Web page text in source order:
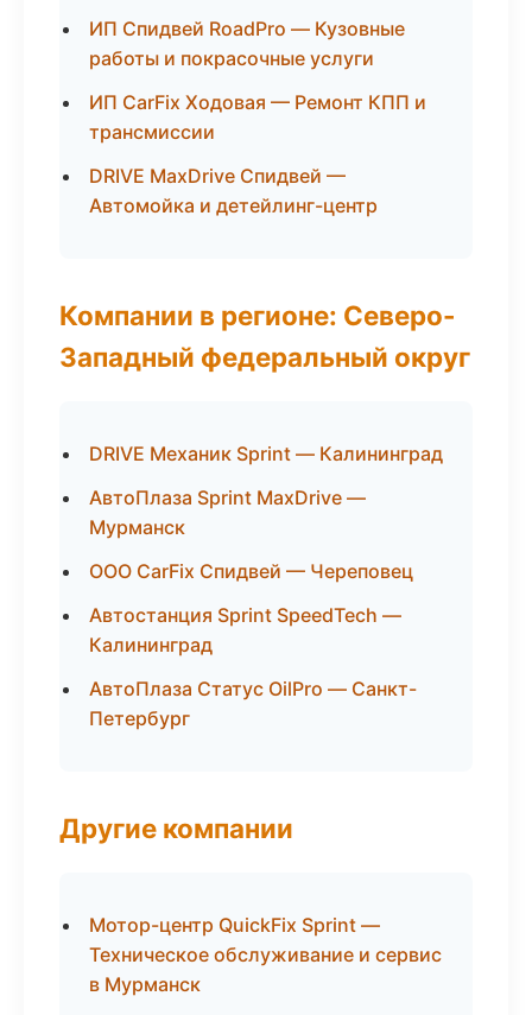
ИП Спидвей RoadPro — Кузовные
работы и покрасочные услуги
ИП CarFix Ходовая — Ремонт КПП и
трансмиссии
DRIVE MaxDrive Спидвей —
Автомойка и детейлинг-центр
Компании в регионе: Северо-
Западный федеральный округ
DRIVE Механик Sprint — Калининград
АвтоПлаза Sprint MaxDrive —
Мурманск
ООО CarFix Спидвей — Череповец
Автостанция Sprint SpeedTech —
Калининград
АвтоПлаза Статус OilPro — Санкт-
Петербург
Другие компании
Мотор-центр QuickFix Sprint —
Техническое обслуживание и сервис
в Мурманск